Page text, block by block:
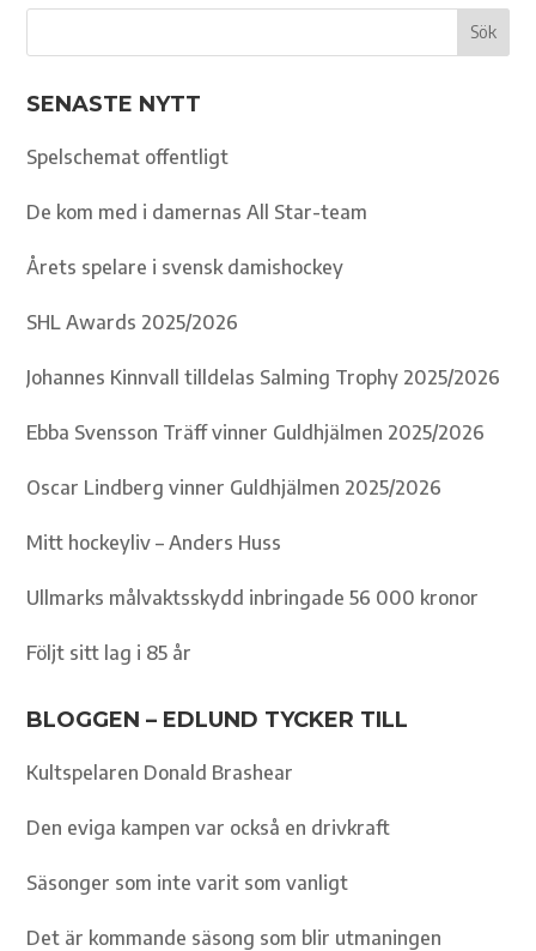
SENASTE NYTT
Spelschemat offentligt
De kom med i damernas All Star-team
Årets spelare i svensk damishockey
SHL Awards 2025/2026
Johannes Kinnvall tilldelas Salming Trophy 2025/2026
Ebba Svensson Träff vinner Guldhjälmen 2025/2026
Oscar Lindberg vinner Guldhjälmen 2025/2026
Mitt hockeyliv – Anders Huss
Ullmarks målvaktsskydd inbringade 56 000 kronor
Följt sitt lag i 85 år
BLOGGEN – EDLUND TYCKER TILL
Kultspelaren Donald Brashear
Den eviga kampen var också en drivkraft
Säsonger som inte varit som vanligt
Det är kommande säsong som blir utmaningen